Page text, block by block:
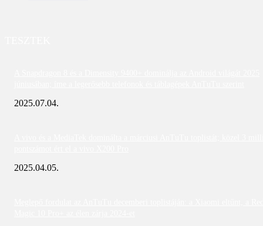
2025.07.04.
2025.04.05.